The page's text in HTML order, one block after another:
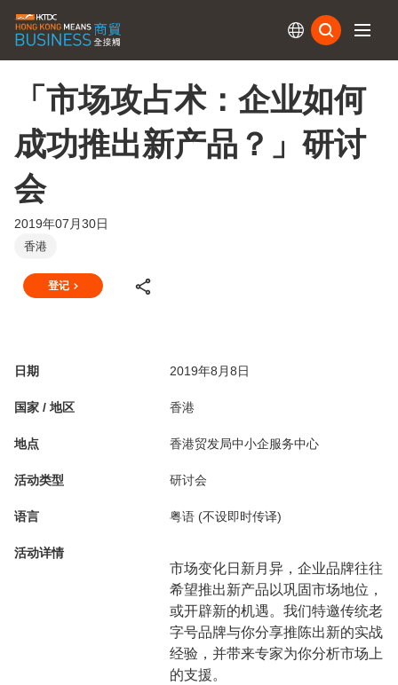
「市场攻占术：企业如何
成功推出新产品？」研讨
会
2019年07月30日
香港
登记
日期 2019年8月8日
国家 / 地区 香港
地点 香港贸发局中小企服务中心
活动类型 研讨会
语言 粤语 (不设即时传译)
活动详情
市场变化日新月异，企业品牌往往
希望推出新产品以巩固市场地位，
或开辟新的机遇。我们特邀传统老
字号品牌与你分享推陈出新的实战
经验，并带来专家为你分析市场上
的支援。